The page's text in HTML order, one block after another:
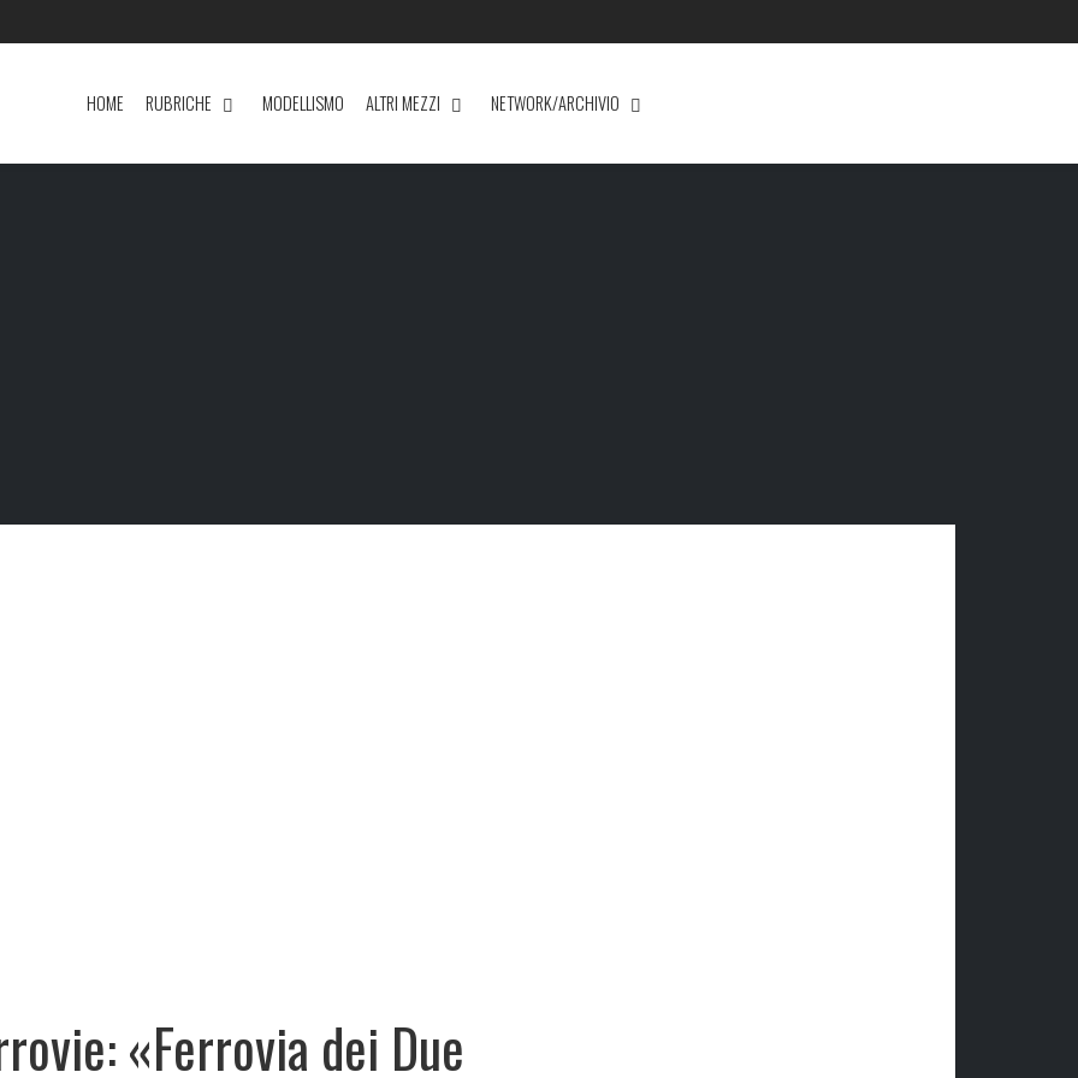
HOME RUBRICHE MODELLISMO ALTRI MEZZI NETWORK/ARCHIVIO
«Ferrovia dei Due